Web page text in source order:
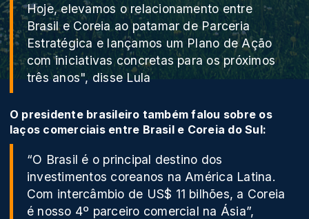
Hoje, elevamos o relacionamento entre
Brasil e Coreia ao patamar de Parceria
Estratégica e lançamos um Plano de Ação
com iniciativas concretas para os próximos
três anos", disse Lula
O presidente brasileiro também falou sobre os
laços comerciais entre Brasil e Coreia do Sul:
“O Brasil é o principal destino dos
investimentos coreanos na América Latina.
Com intercâmbio de US$ 11 bilhões, a Coreia
é nosso 4º parceiro comercial na Ásia”,